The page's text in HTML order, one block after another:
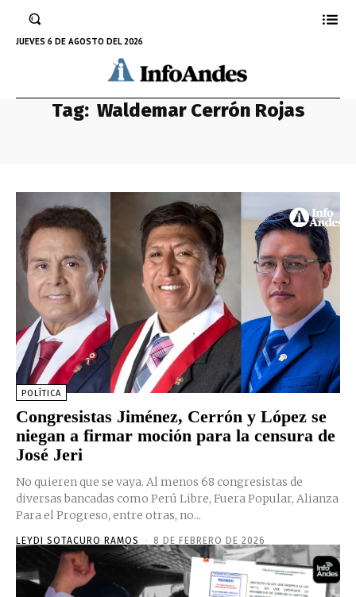
JUEVES 6 DE AGOSTO DEL 2026
Tag: Waldemar Cerrón Rojas
POLÍTICA
Congresistas Jiménez, Cerrón y López se
niegan a firmar moción para la censura de
José Jeri
No quieren que se vaya. Al menos 68 congresistas de
diversas bancadas como Perú Libre, Fuera Popular, Alianza
Para el Progreso, entre otras, no...
LEYDI SOTACURO RAMOS - 8 DE FEBRERO DE 2026